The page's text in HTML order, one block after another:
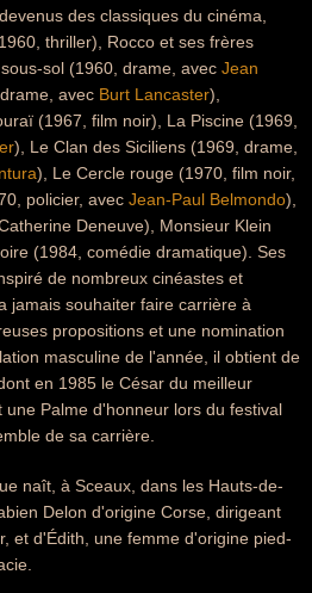
des classiques du cinéma,
thriller), Rocco et ses frères
sol (1960, drame, avec Jean
avec Burt Lancaster),
(1967, film noir), La Piscine (1969,
), Le Clan des Siciliens (1969, drame,
), Le Cercle rouge (1970, film noir,
policier, avec Jean-Paul Belmondo),
Deneuve), Monsieur Klein
(1984, comédie dramatique). Ses
de nombreux cinéastes et
jamais souhaiter faire carrière à
propositions et une nomination
masculine de l'année, il obtient de
en 1985 le César du meilleur
Palme d'honneur lors du festival
de sa carrière.
naît, à Sceaux, dans les Hauts-de-
Delon d'origine Corse, dirigeant
et d'Édith, une femme d'origine pied-